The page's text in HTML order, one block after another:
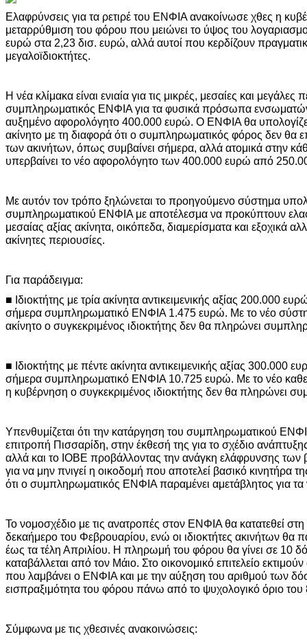
Ελαφρύνσεις για τα ρετιρέ του ΕΝΦΙΑ ανακοίνωσε χθες η
μεταρρύθμιση του φόρου που μειώνει το ύψος του
ευρώ στα 2,23 δισ. ευρώ, αλλά αυτοί που κερδίζουν
μεγαλοϊδιοκτήτες.
Η νέα κλίμακα είναι ενιαία για τις μικρές, μεσαίες και
συμπληρωματικός ΕΝΦΙΑ για τα φυσικά πρόσωπα
αυξημένο αφορολόγητο 400.000 ευρώ. Ο ΕΝΦΙΑ θα
ακίνητο με τη διαφορά ότι ο συμπληρωματικός φόρος δεν θα
των ακινήτων, όπως συμβαίνει σήμερα, αλλά ατομικά στην
υπερβαίνει το νέο αφορολόγητο των 400.000 ευρώ από
Με αυτόν τον τρόπο ξηλώνεται το προηγούμενο σύστημα
συμπληρωματικού ΕΝΦΙΑ με αποτέλεσμα να προκύπτουν
μεσαίας αξίας ακίνητα, οικόπεδα, διαμερίσματα και εξοχικά
ακίνητες περιουσίες.
Για παράδειγμα:
■ Ιδιοκτήτης με τρία ακίνητα αντικειμενικής αξίας 200.000
σήμερα συμπληρωματικό ΕΝΦΙΑ 1.475 ευρώ. Με το νέο
ακίνητο ο συγκεκριμένος ιδιοκτήτης δεν θα πληρώνει
■ Ιδιοκτήτης με πέντε ακίνητα αντικειμενικής αξίας 300.000
σήμερα συμπληρωματικό ΕΝΦΙΑ 10.725 ευρώ. Με το νέο
η κυβέρνηση ο συγκεκριμένος ιδιοκτήτης δεν θα πληρώνει
Υπενθυμίζεται ότι την κατάργηση του συμπληρωματικού
επιτροπή Πισσαρίδη, στην έκθεσή της για το σχέδιο
αλλά και το ΙΟΒΕ προβάλλοντας την ανάγκη ελάφρυνσης των
για να μην πνιγεί η οικοδομή που αποτελεί βασικό κινητήρα
ότι ο συμπληρωματικός ΕΝΦΙΑ παραμένει αμετάβλητος για
Το νομοσχέδιο με τις ανατροπές στον ΕΝΦΙΑ θα κατατεθεί
δεκαήμερο του Φεβρουαρίου, ενώ οι ιδιοκτήτες ακινήτων θα
έως τα τέλη Απριλίου. Η πληρωμή του φόρου θα γίνει σε 10
καταβάλλεται από τον Μάιο. Στο οικονομικό επιτελείο εκτιμούν
που λαμβάνει ο ΕΝΦΙΑ και με την αύξηση του αριθμού των
εισπραξιμότητα του φόρου πάνω από το ψυχολογικό όριο του
Σύμφωνα με τις χθεσινές ανακοινώσεις: